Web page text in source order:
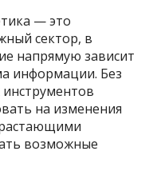
— это
сектор, в
напрямую зависит
информации. Без
на изменения
возможные